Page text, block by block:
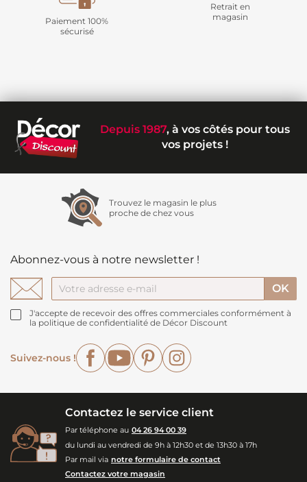
Paiement 100%
sécurisé
Retrait en
magasin
Depuis 1987, à vos côtés pour tous
vos projets !
Trouvez le magasin le plus
proche de chez vous
Abonnez-vous à notre newsletter !
J'accepte de recevoir des offres commerciales conformément à
la politique de confidentialité de Décor Discount
Suivez-nous !
FacebookYouTubePinterest
Contactez le service client
Par téléphone au 04 26 94 00 39
du lundi au vendredi de 9h à 12h30 et de 13h30 à 17h
Par mail via notre formulaire de contact
Contactez votre magasin